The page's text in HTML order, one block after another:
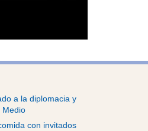
a la diplomacia y
Medio
con invitados